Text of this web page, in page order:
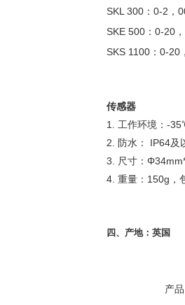
SKL 300：0-2，
SKE 500：0-20
SKS 1100：0-20
传感器
1. 工作环境：-
2. 防水： IP64及
3. 尺寸：
4. 重量：150g，
四、产地： 英国
产